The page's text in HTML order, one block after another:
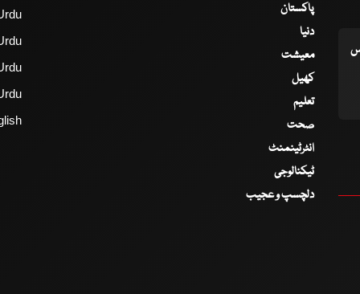
پاکستان
دنیا
معیشت
کھیل
تعلیم
صحت
انٹرٹینمنٹ
ٹیکنالوجی
دلچسپ و عجیب